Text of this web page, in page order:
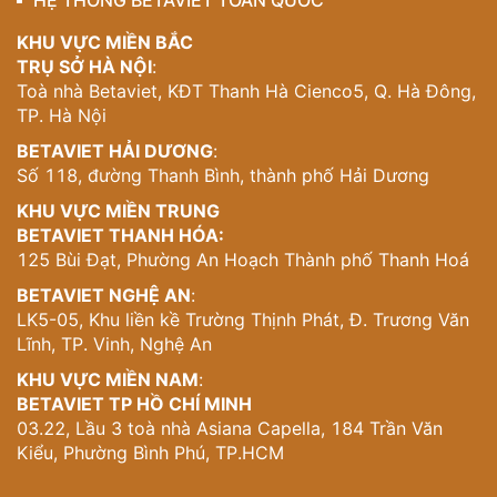
KHU VỰC MIỀN BẮC
TRỤ SỞ HÀ NỘI:
Toà nhà Betaviet, KĐT Thanh Hà Cienco5, Q. Hà Đông,
TP. Hà Nội
BETAVIET HẢI DƯƠNG:
Số 118, đường Thanh Bình, thành phố Hải Dương
KHU VỰC MIỀN TRUNG
BETAVIET THANH HÓA:
125 Bùi Đạt, Phường An Hoạch Thành phố Thanh Hoá
BETAVIET NGHỆ AN:
LK5-05, Khu liền kề Trường Thịnh Phát, Đ. Trương Văn
Lĩnh, TP. Vinh, Nghệ An
KHU VỰC MIỀN NAM:
BETAVIET TP HỒ CHÍ MINH
03.22, Lầu 3 toà nhà Asiana Capella, 184 Trần Văn
Kiểu, Phường Bình Phú, TP.HCM